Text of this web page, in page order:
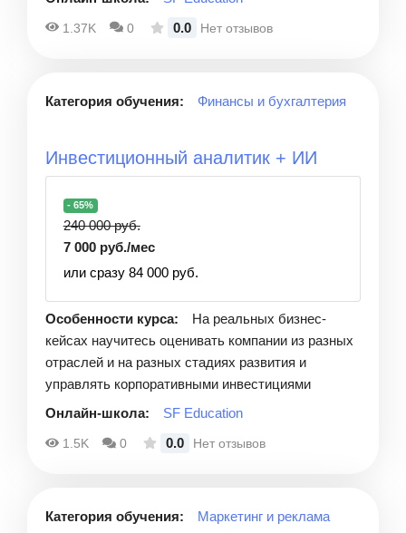
1.37K 0 0.0 Нет отзывов
Категория обучения: Финансы и бухгалтерия
Инвестиционный аналитик + ИИ
- 65%
240 000 руб.
7 000 руб./мес
или сразу 84 000 руб.
Особенности курса:
На реальных бизнес-
кейсах научитесь оценивать компании из разных
отраслей и на разных стадиях развития и
управлять корпоративными инвестициями
Онлайн-школа:
SF Education
1.5K 0 0.0 Нет отзывов
Категория обучения: Маркетинг и реклама